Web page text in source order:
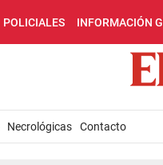
POLICIALES INFORMACIÓN
Necrológicas Contacto